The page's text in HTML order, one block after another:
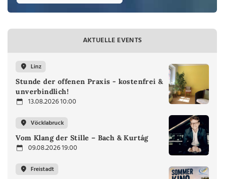
AKTUELLE EVENTS
Linz
Stunde der offenen Praxis - kostenfrei &
unverbindlich!
13.08.2026 10:00
Vöcklabruck
Vom Klang der Stille – Bach & Kurtág
09.08.2026 19:00
Freistadt